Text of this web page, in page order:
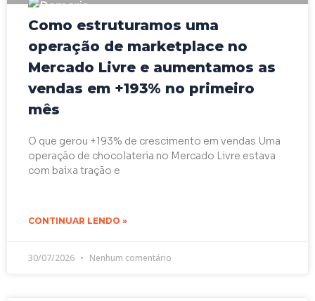
Como estruturamos uma
operação de marketplace no
Mercado Livre e aumentamos as
vendas em +193% no primeiro
mês
O que gerou +193% de crescimento em vendas Uma
operação de chocolateria no Mercado Livre estava
com baixa tração e
CONTINUAR LENDO »
30/07/2026 Nenhum comentário